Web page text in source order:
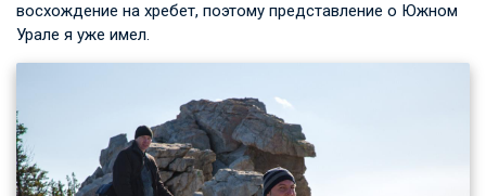
восхождение на хребет, поэтому представление о Южном
Урале я уже имел.